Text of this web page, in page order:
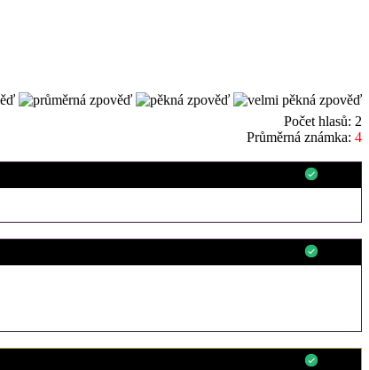
Počet hlasů: 2
Průměrná známka: 4